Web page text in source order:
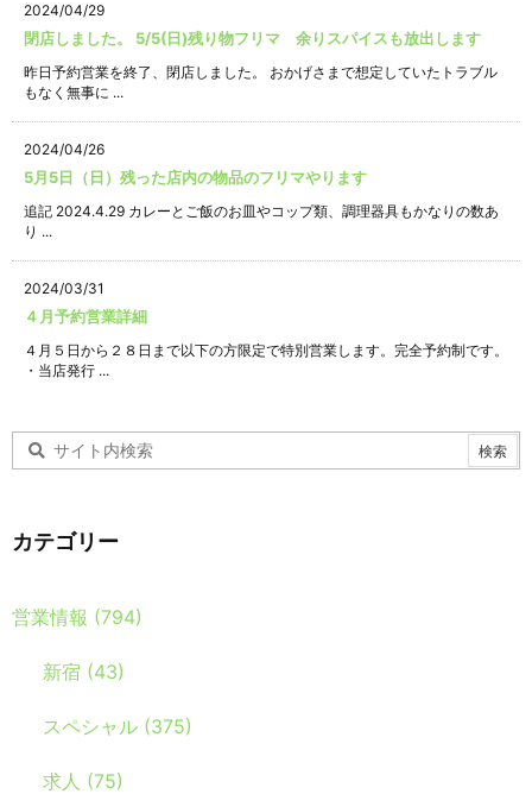
2024/04/29
閉店しました。 5/5(日)残り物フリマ 余りスパイスも放出します
昨日予約営業を終了、閉店しました。 おかげさまで想定していたトラブル
もなく無事に ...
2024/04/26
5月5日（日）残った店内の物品のフリマやります
追記 2024.4.29 カレーとご飯のお皿やコップ類、調理器具もかなりの数あ
り ...
2024/03/31
４月予約営業詳細
４月５日から２８日まで以下の方限定で特別営業します。完全予約制です。
・当店発行 ...
カテゴリー
営業情報 (794)
新宿 (43)
スペシャル (375)
求人 (75)